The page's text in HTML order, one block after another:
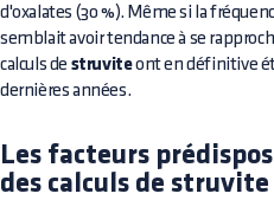
d'oxalates (30 %). Même si la
semblait avoir tendance à se
calculs de struviteont en définitive
dernières années.
Les facteurs
des calculs de struvite